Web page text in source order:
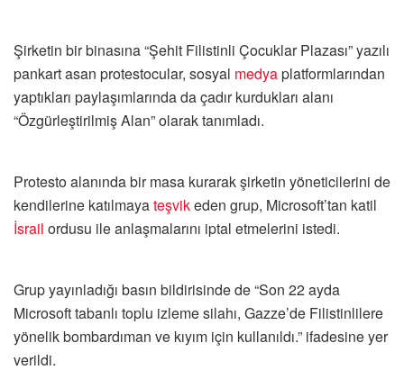
Şirketin bir binasına “Şehit Filistinli Çocuklar Plazası” yazılı
pankart asan protestocular, sosyal medyaplatformlarından
yaptıkları paylaşımlarında da çadır kurdukları alanı
“Özgürleştirilmiş Alan” olarak tanımladı.
Protesto alanında bir masa kurarak şirketin yöneticilerini de
kendilerine katılmayateşvikeden grup, Microsoft’tan katil
İsrail ordusu ile anlaşmalarını iptal etmelerini istedi.
Grup yayınladığı basın bildirisinde de “Son 22 ayda
Microsoft tabanlı toplu izleme silahı, Gazze’de Filistinlilere
yönelik bombardıman ve kıyım için kullanıldı.” ifadesine yer
verildi.